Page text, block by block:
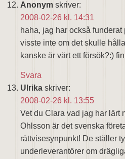
Anonym skriver:
2008-02-26 kl. 14:31
haha, jag har också
visste inte om det skulle
kanske är värt ett försök?:)
Svara
Ulrika skriver:
2008-02-26 kl. 13:55
Vet du Clara vad jag har lärt
Ohlsson är det svenska
rättvisesynpunkt! De ställer
underleverantörer om